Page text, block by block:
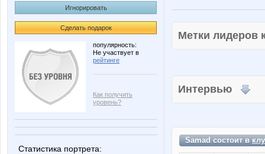
Игнорировать
Сделать подарок
популярность:
Не участвует в
рейтинге
Как получить
уровень?
Статистика портрета:
Метки
Интервью
Samad состоит в